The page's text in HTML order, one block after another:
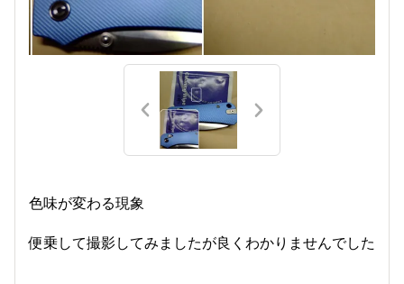
色味が変わる現象
便乗して撮影してみましたが良くわかりませんでした